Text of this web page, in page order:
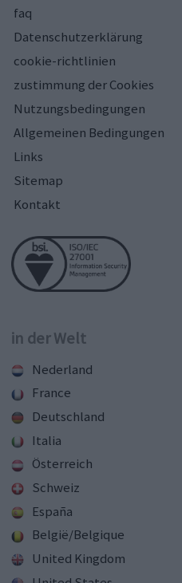
faq
Datenschutzerklärung
cookie-richtlinien
zustimmung der Cookies
Nutzungsbedingungen
Allgemeinen Bedingungen
Links
Sitemap
Kontakt
in der Welt
Nederland
France
Deutschland
Italia
Österreich
Schweiz
España
België/Belgique
United Kingdom